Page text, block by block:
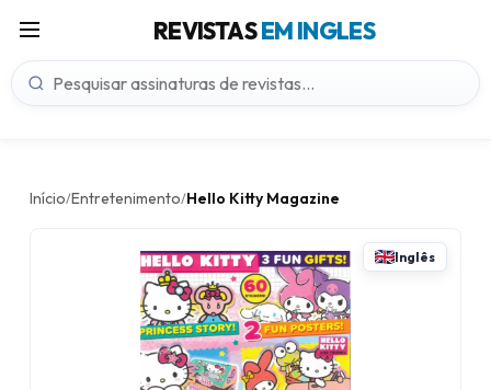
REVISTASEM INGLES
Início/Entretenimento/Hello Kitty Magazine
Inglês